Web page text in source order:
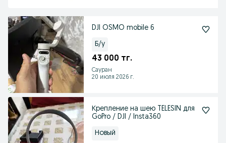
DJI OSMO mobile 6
Б/у
43 000 тг.
Сауран
20 июля 2026 г.
Крепление на шею TELESIN для
GoPro / DJI / Insta360
Новый